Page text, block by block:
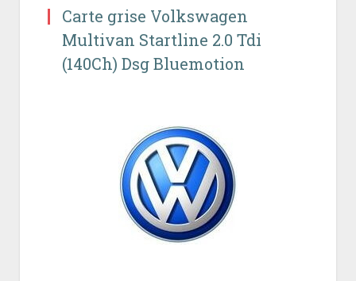
Carte grise Volkswagen
Multivan Startline 2.0 Tdi
(140Ch) Dsg Bluemotion